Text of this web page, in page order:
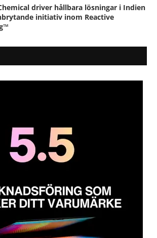
driver hållbara lösningar i Indien
initiativ inom Reactive